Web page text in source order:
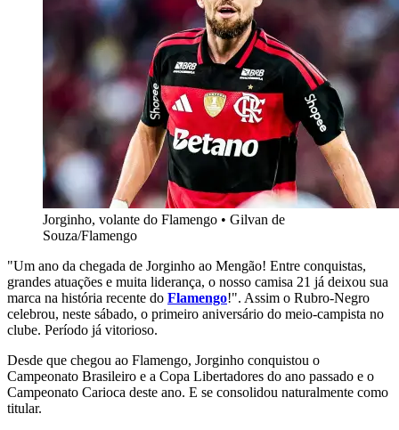
Jorginho, volante do Flamengo • Gilvan de
Souza/Flamengo
"Um ano da chegada de Jorginho ao Mengão! Entre conquistas,
grandes atuações e muita liderança, o nosso camisa 21 já deixou sua
marca na história recente do Flamengo!". Assim o Rubro-Negro
celebrou, neste sábado, o primeiro aniversário do meio-campista no
clube. Período já vitorioso.
Desde que chegou ao Flamengo, Jorginho conquistou o
Campeonato Brasileiro e a Copa Libertadores do ano passado e o
Campeonato Carioca deste ano. E se consolidou naturalmente como
titular.